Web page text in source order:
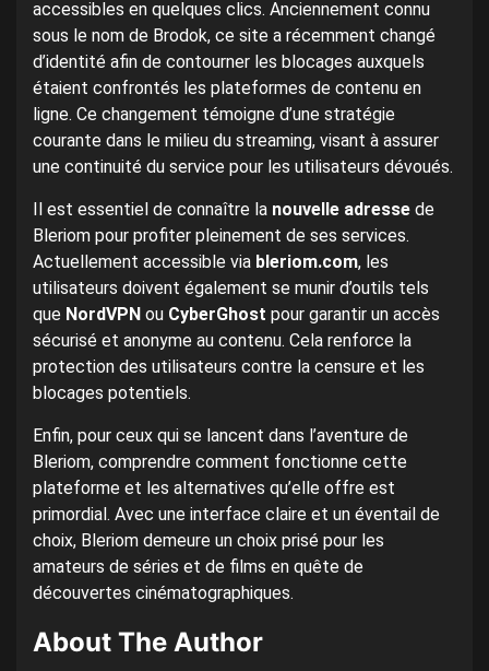
accessibles en quelques clics. Anciennement connu
sous le nom de Brodok, ce site a récemment changé
d’identité afin de contourner les blocages auxquels
étaient confrontés les plateformes de contenu en
ligne. Ce changement témoigne d’une stratégie
courante dans le milieu du streaming, visant à assurer
une continuité du service pour les utilisateurs dévoués.
Il est essentiel de connaître la nouvelle adresse de
Bleriom pour profiter pleinement de ses services.
Actuellement accessible via bleriom.com, les
utilisateurs doivent également se munir d’outils tels
que NordVPN ou CyberGhost pour garantir un accès
sécurisé et anonyme au contenu. Cela renforce la
protection des utilisateurs contre la censure et les
blocages potentiels.
Enfin, pour ceux qui se lancent dans l’aventure de
Bleriom, comprendre comment fonctionne cette
plateforme et les alternatives qu’elle offre est
primordial. Avec une interface claire et un éventail de
choix, Bleriom demeure un choix prisé pour les
amateurs de séries et de films en quête de
découvertes cinématographiques.
About The Author